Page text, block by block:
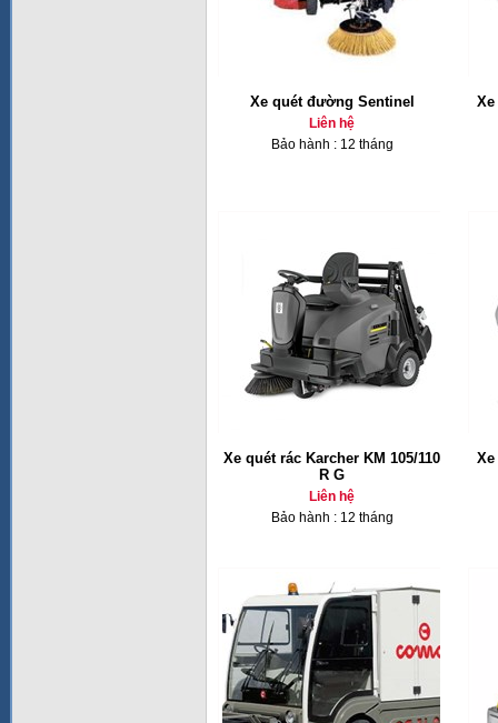
Xe quét đường Sentinel
Liên hệ
Bảo hành : 12 tháng
Xe quét rác Karcher KM 105/110
R G
Liên hệ
Bảo hành : 12 tháng